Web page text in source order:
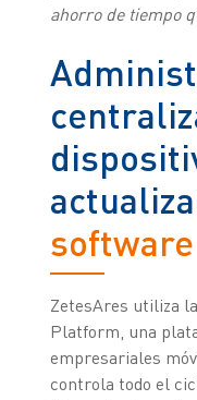
ahorro de tiempo
software
ZetesAres utiliza
Platform, una
empresariales
controla todo el